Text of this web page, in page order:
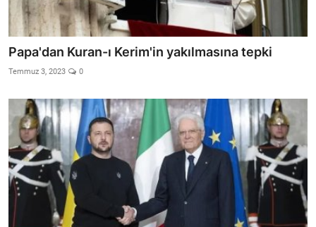
Papa'dan Kuran-ı Kerim'in yakılmasına tepki
Temmuz 3, 2023 0